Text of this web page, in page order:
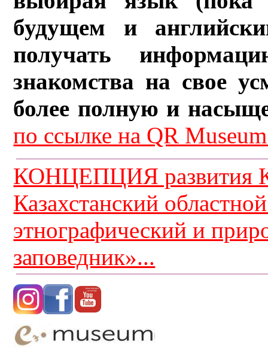
будущем и
получать
знакомства на свое
более полную и
по ссылке на QR
КОНЦЕПЦИЯ развития
Казахстанский
этнографический и
заповедник»...